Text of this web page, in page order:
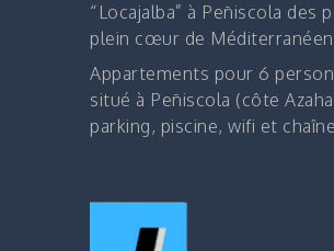
“Locajalba” à Peñiscola des
plein cœur de
Appartements pour 6
situé à Peñiscola (côte
parking, piscine, wifi et